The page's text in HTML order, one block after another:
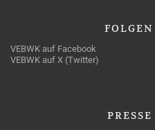
FOLGEN
VEBWK auf Facebook
VEBWK auf X (Twitter)
PRESSE